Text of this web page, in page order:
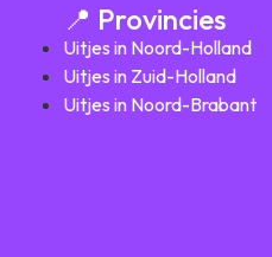
📍 Provincies
Uitjes in Noord-Holland
Uitjes in Zuid-Holland
Uitjes in Noord-Brabant